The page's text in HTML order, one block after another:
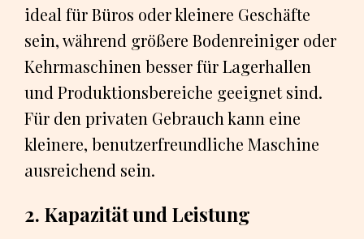
ideal für Büros oder kleinere Geschäfte
sein, während größere Bodenreiniger oder
Kehrmaschinen besser für Lagerhallen
und Produktionsbereiche geeignet sind.
Für den privaten Gebrauch kann eine
kleinere, benutzerfreundliche Maschine
ausreichend sein.
2. Kapazität und Leistung